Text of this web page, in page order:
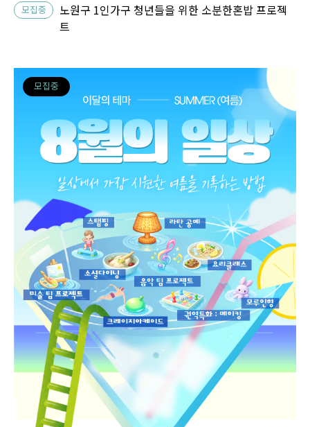
모집중
노원구 1인가구 청년들을 위한 소분한혼밥 프로젝
트
모집중